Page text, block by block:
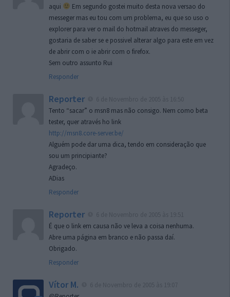
aqui
Em segundo gostei muito desta nova versao do
messeger mas eu tou com um problema, eu que so uso o
explorer para ver o mail do hotmail atraves do messeger,
gostaria de saber se e possivel alterar algo para este em vez
de abrir com o ie abrir com o firefox.
Sem outro assunto Rui
Responder
Reporter
Tento “sacar” o msn8 mas não consigo. Nem como beta
tester, quer através ho link
http://msn8.core-server.be/
Alguém pode dar uma dica, tendo em consideração que
sou um principiante?
Agradeço.
ADias
Responder
Reporter
É que o link em causa não ve leva a coisa nenhuma.
Abre uma página em branco e não passa daí.
Obrigado.
Responder
Vítor M.